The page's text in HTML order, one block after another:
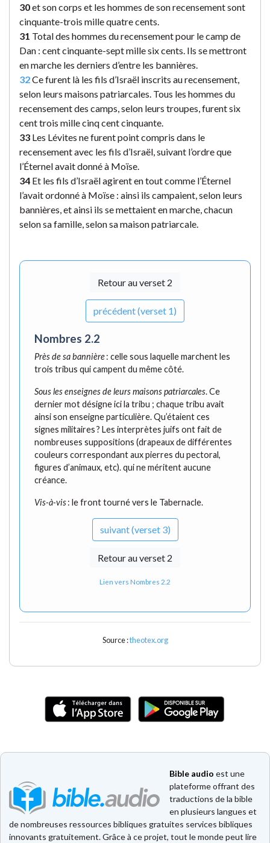
30et son corps et les hommes de son recensement sont
cinquante-trois mille quatre cents.
31 Total des hommes du recensement pour le camp de
Dan : cent cinquante-sept mille six cents. Ils se mettront
en marche les derniers d’entre les bannières.
32Ce furent là les fils d’Israël inscrits au recensement,
selon leurs maisons patriarcales. Tous les hommes du
recensement des camps, selon leurs troupes, furent six
cent trois mille cinq cent cinquante.
33 Les Lévites ne furent point compris dans le
recensement avec les fils d’Israël, suivant l’ordre que
l’Éternel avait donné à Moïse.
34 Et les fils d’Israël agirent en tout comme l’Éternel
l’avait ordonné à Moïse : ainsi ils campaient, selon leurs
bannières, et ainsi ils se mettaient en marche, chacun
selon sa famille, selon sa maison patriarcale.
Retour au verset 2
précédent (verset 1)
Nombres 2.2
Près de sa bannière: celle sous laquelle marchent les
trois tribus qui campent du même côté.
Sous les enseignes de leurs maisons patriarcales. Ce
dernier mot désigne ici la tribu ; chaque tribu avait
ainsi son enseigne particulière. Qu’étaient ces
signes militaires ? Les interprètes juifs ont fait de
nombreuses suppositions (drapeaux de différentes
couleurs correspondant aux pierres du pectoral,
figures d’animaux, etc). qui ne méritent aucune
créance.
Vis-à-vis: le front tourné vers le Tabernacle.
suivant (verset 3)
Retour au verset 2
Lien vers Nombres 2.2
Source :theotex.org
Bible audio est une
plateforme offrant des
traductions de la bible
en plusieurs langues et
de nombreuses ressources bibliques gratuites services bibliques
innovants gratuitement. Grâce à ce projet, tout le monde peut lire